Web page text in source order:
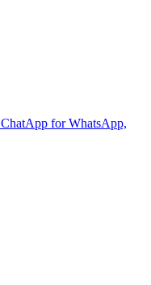
ChatApp for WhatsApp,